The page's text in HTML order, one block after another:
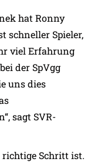
hat Ronny
schneller Spieler,
viel Erfahrung
der SpVgg
uns dies
sagt SVR-
richtige Schritt ist.